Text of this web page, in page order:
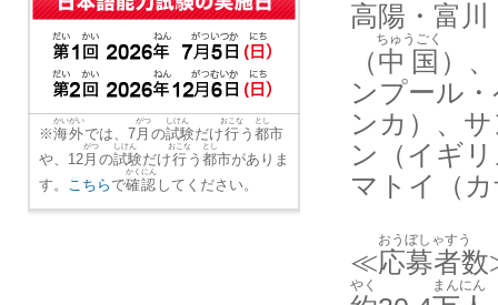
高陽・富川
（中国
ちゅうごく
）
ンプール
ンカ）、
ン（イギ
マトイ（
≪応募者数
おうぼしゃすう
やく まんにん
※海外
かいがい
では、7月
がつ
の試験
しけん
だけ行
おこな
う 都市
とし
や、12月
がつ
の試験
しけん
だけ行
おこな
う 都市
とし
がありま
す。 こちら で確認
かくにん
してください。